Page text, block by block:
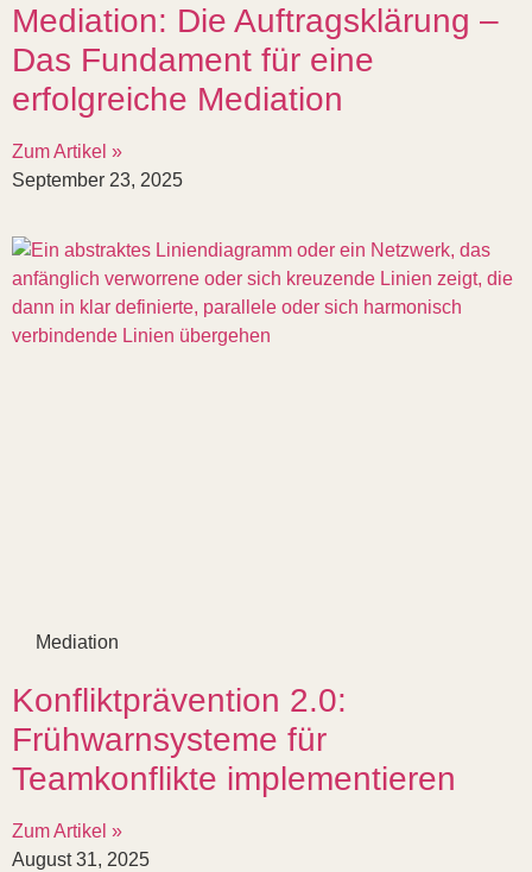
Mediation: Die Auftragsklärung –
Das Fundament für eine
erfolgreiche Mediation
Zum Artikel »
September 23, 2025
Mediation
Konfliktprävention 2.0:
Frühwarnsysteme für
Teamkonflikte implementieren
Zum Artikel »
August 31, 2025